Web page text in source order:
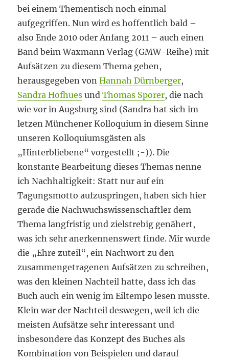
bei einem Thementisch noch einmal
aufgegriffen. Nun wird es hoffentlich bald –
also Ende 2010 oder Anfang 2011 – auch einen
Band beim Waxmann Verlag (GMW-Reihe) mit
Aufsätzen zu diesem Thema geben,
herausgegeben vonHannah Dürnberger,
Sandra Hofhues undThomas Sporer, die nach
wie vor in Augsburg sind (Sandra hat sich im
letzen Münchener Kolloquium in diesem Sinne
unseren Kolloquiumsgästen als
„Hinterbliebene“ vorgestellt ;-)). Die
konstante Bearbeitung dieses Themas nenne
ich Nachhaltigkeit: Statt nur auf ein
Tagungsmotto aufzuspringen, haben sich hier
gerade die Nachwuchswissenschaftler dem
Thema langfristig und zielstrebig genähert,
was ich sehr anerkennenswert finde. Mir wurde
die „Ehre zuteil“, ein Nachwort zu den
zusammengetragenen Aufsätzen zu schreiben,
was den kleinen Nachteil hatte, dass ich das
Buch auch ein wenig im Eiltempo lesen musste.
Klein war der Nachteil deswegen, weil ich die
meisten Aufsätze sehr interessant und
insbesondere das Konzept des Buches als
Kombination von Beispielen und darauf